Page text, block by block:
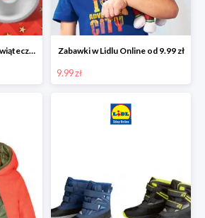
Wyprzedaż artykułów świątecznych w Lidlu Online Zabawki w Lidlu Online od 9.99 zł
9.99 zł